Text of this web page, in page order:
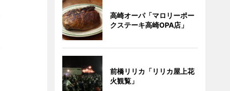
高崎オーパ「マロリーポー
クステーキ高崎OPA店」
前橋リリカ「リリカ屋上花
火観覧」